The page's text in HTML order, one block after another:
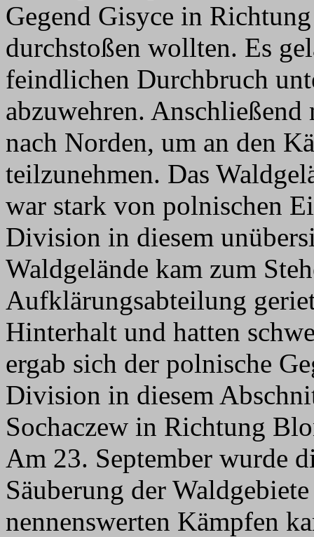
Gegend Gisyce in
durchstoßen wollten. Es
feindlichen Durchbruch
abzuwehren.
nach Norden, um an den
teilzunehmen. Das
war stark von polnischen
Division in diesem
Waldgelände kam zum
Aufklärungsabteilung
Hinterhalt und hatten
ergab sich der polnische
Division in diesem
Sochaczew in Richtung
Am 23. September wurde
Säuberung der
nennenswerten Kämpfen